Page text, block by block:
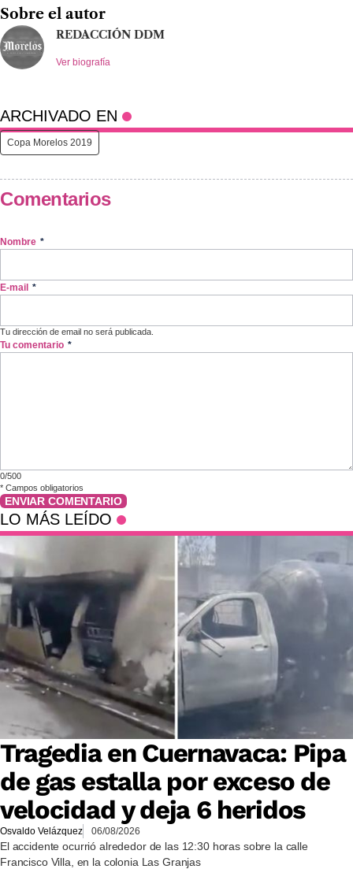
Sobre el autor
REDACCIÓN DDM
Ver biografía
ARCHIVADO EN
Copa Morelos 2019
Comentarios
Nombre *
E-mail *
Tu dirección de email no será publicada.
Tu comentario *
0/500
* Campos obligatorios
ENVIAR COMENTARIO
LO MÁS LEÍDO
Tragedia en Cuernavaca: Pipa
de gas estalla por exceso de
velocidad y deja 6 heridos
Osvaldo Velázquez 06/08/2026
El accidente ocurrió alrededor de las 12:30 horas sobre la calle
Francisco Villa, en la colonia Las Granjas